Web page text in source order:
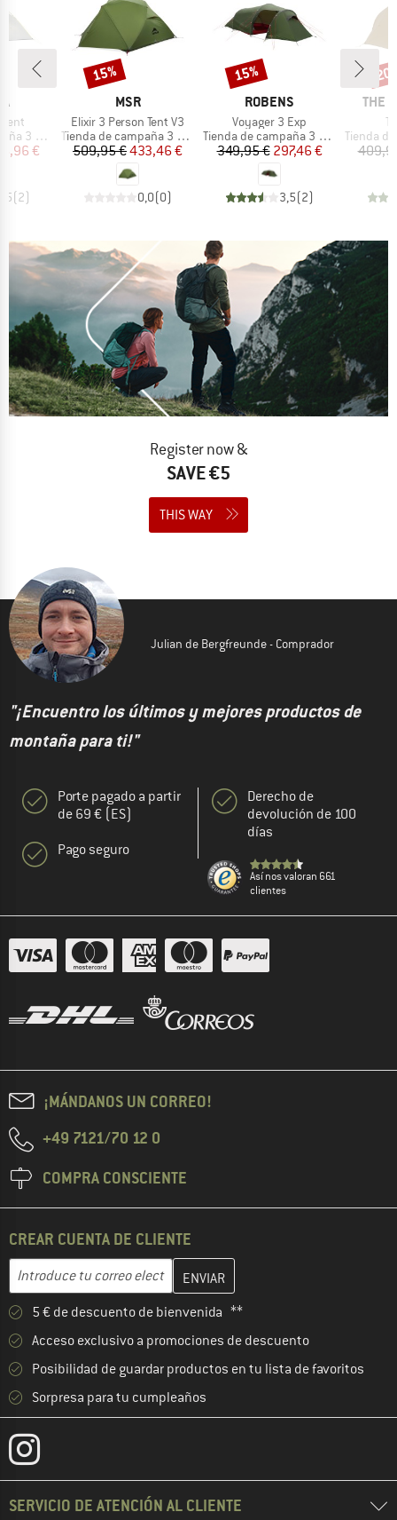
reducido
€
(2)
MARCA
MSR
Artículo
Elixir 3 Person Tent V3
Product group
Tienda de campaña 3 personas
Precio
509,95 €Precio reducido
433,46 €
0,0(0)
Descuento
15%
MARCA
ROBENS
Artículo
Voyager 3 Exp
Product group
Tienda de campaña 3 personas
Precio
349,95 €Precio reducido
297,46 €
3,5(2)
Descuento
15%
THE
Product
Tienda de
Register now &
SAVE €5
THIS WAY
Julian de Bergfreunde - Comprador
"¡Encuentro los últimos y mejores productos de
montaña para ti!"
Porte pagado a partir
de 69 € (ES)
Pago seguro
Derecho de
devolución de 100
días
Así nos valoran 661
clientes
¡MÁNDANOS UN CORREO!
+49 7121/70 12 0
COMPRA CONSCIENTE
CREAR CUENTA DE CLIENTE
Introduce tu correo electrónico...
Introduce aquí tu dirección de correo electrónico y crea tu
5 € de descuento de bienvenida **
Acceso exclusivo a promociones de descuento
Posibilidad de guardar productos en tu lista de favoritos
Sorpresa para tu cumpleaños
SERVICIO DE ATENCIÓN AL CLIENTE